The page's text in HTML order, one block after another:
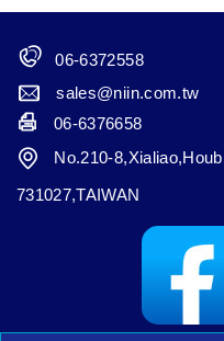
06-6372558
sales@niin.com.tw
06-6376658
No.210-
731027,TAIWAN